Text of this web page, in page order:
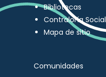
Bibliotecas
Contraloría Social
Mapa de sitio
Comunidades